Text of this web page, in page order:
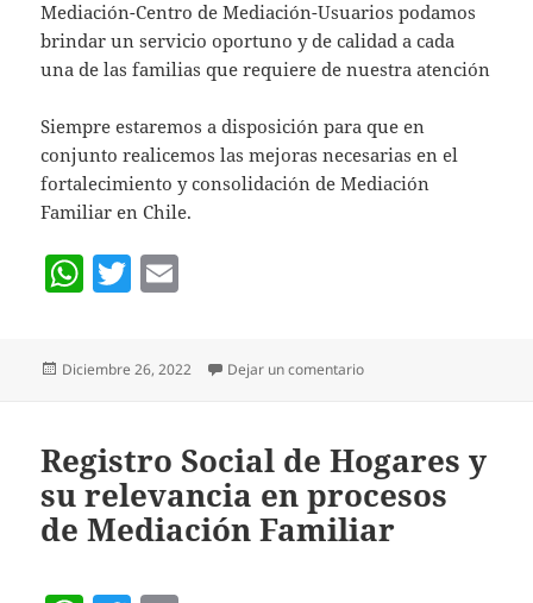
Mediación-Centro de Mediación-Usuarios podamos
brindar un servicio oportuno y de calidad a cada
una de las familias que requiere de nuestra atención
Siempre estaremos a disposición para que en
conjunto realicemos las mejoras necesarias en el
fortalecimiento y consolidación de Mediación
Familiar en Chile.
W
at
s
p
p
T
erl
Publicado
Diciembre 26, 2022 Dejar un comentarioen “CONDICIONES
Registro Social de Hogares y
su relevancia en procesos
de Mediación Familiar